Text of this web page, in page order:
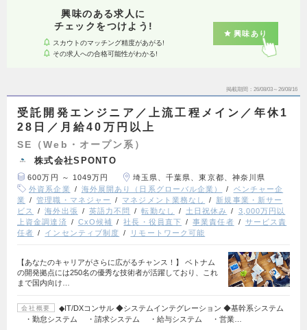
興味のある求人に
チェックをつけよう!
スカウトのマッチング精度があがる!
その求人への合格可能性がわかる!
興味あり
掲載期間 26/08/03～26/08/16
受託開発エンジニア／上流工程メイン／年休1
28日／月給40万円以上
SE（Web・オープン系）
株式会社SPONTO
600万円 ～ 1049万円
埼玉県、千葉県、東京都、神奈川県
外資系企業
海外展開あり（日系グローバル企業）
ベンチャー企
業
管理職・マネジャー マネジメント業務なし
新規事業・新サー
ビス
海外出張 英語力不問 転勤なし 土日祝休み
3,000万円以
上資金調達済
CxO候補 社長・役員直下 事業責任者
サービス責
任者
インセンティブ制度 リモートワーク可能
【あなたのキャリアがさらに広がるチャンス！】 ベトナム
の開発拠点には250名の優秀な技術者が活躍しており、これ
まで国内向け…
会社概要
◆IT/DXコンサル ◆システムインテグレーション ◆基幹系システム
・勤怠システム ・請求システム ・給与システム ・営業…